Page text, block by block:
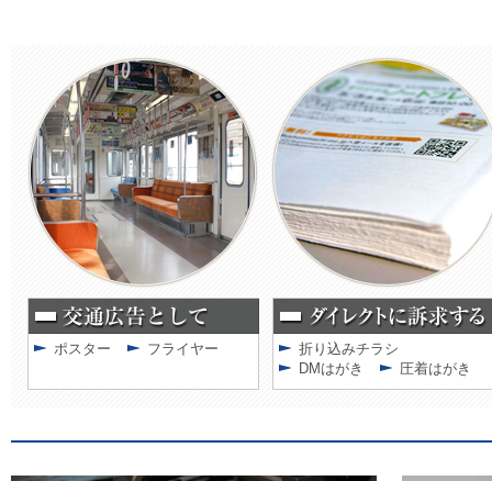
ポスター フライヤー
折り込みチラシ
DMはがき
圧着はがき